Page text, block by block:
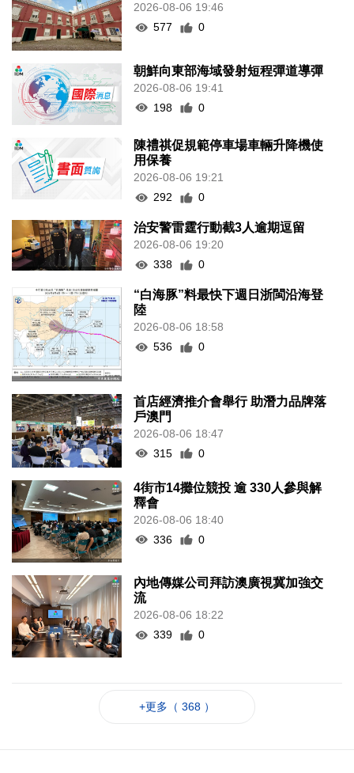
2026-08-06 19:46
577
0
朝鮮向東部海域發射短程彈道導彈
2026-08-06 19:41
198
0
陳禮祺促規範停車場車輛升降機使
用保養
2026-08-06 19:21
292
0
治安警雷霆行動截3人逾期逗留
2026-08-06 19:20
338
0
“白海豚”料最快下週日浙閩沿海登
陸
2026-08-06 18:58
536
0
首店經濟推介會舉行 助潛力品牌落
戶澳門
2026-08-06 18:47
315
0
4街市14攤位競投 逾 330人參與解
釋會
2026-08-06 18:40
336
0
內地傳媒公司拜訪澳廣視冀加強交
流
2026-08-06 18:22
339
0
+更多（ 368 ）